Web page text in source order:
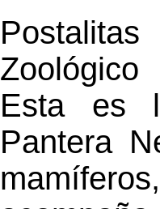
Esta es
Pantera